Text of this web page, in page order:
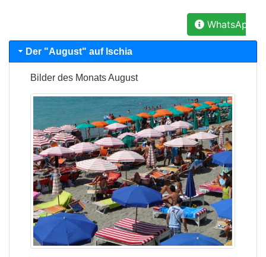
WhatsApp:
Der "August" auf Ischia
Bilder des MonatsAugust